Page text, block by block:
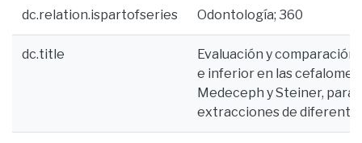
dc.relation.ispartofseries Odontología; 360
dc.title
Evaluación y
e inferior en las
Medeceph y Steiner, para
extracciones de